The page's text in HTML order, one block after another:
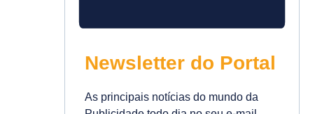
Newsletter do Portal
As principais notícias do mundo da